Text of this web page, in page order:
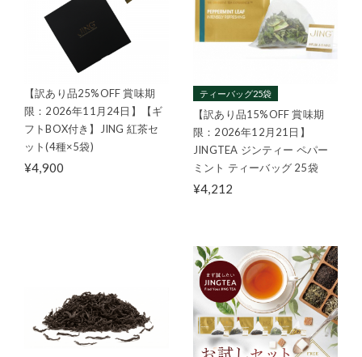
【訳あり品25%OFF 賞味期
限：2026年11月24日】【ギ
フトBOX付き】JING 紅茶セ
ット(4種×5袋)
¥4,900
ティーバッグ25袋
【訳あり品15%OFF 賞味期
限：2026年12月21日】
JINGTEA ジンティー ペパー
ミント ティーバッグ 25袋
¥4,212